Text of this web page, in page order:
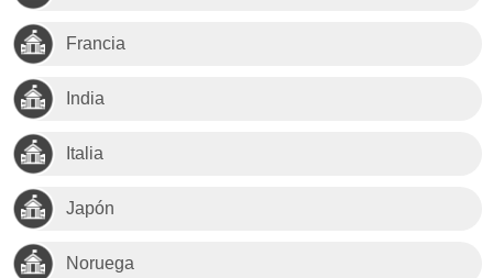
Francia
India
Italia
Japón
Noruega